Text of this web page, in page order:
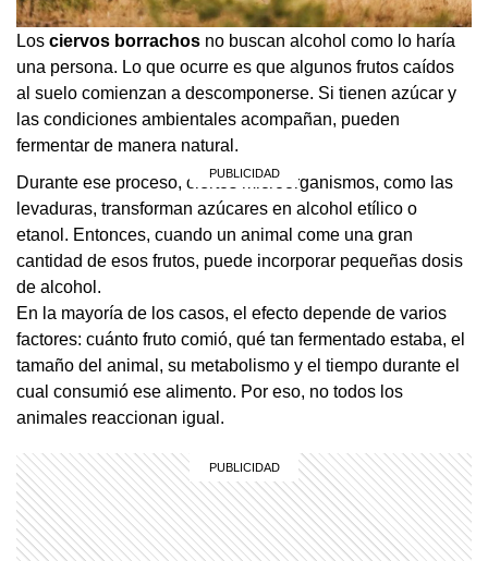
Los ciervos borrachos no buscan alcohol como lo haría
una persona. Lo que ocurre es que algunos frutos caídos
al suelo comienzan a descomponerse. Si tienen azúcar y
las condiciones ambientales acompañan, pueden
fermentar de manera natural.
Durante ese proceso, ciertos microorganismos, como las
levaduras, transforman azúcares en alcohol etílico o
etanol. Entonces, cuando un animal come una gran
cantidad de esos frutos, puede incorporar pequeñas dosis
de alcohol.
En la mayoría de los casos, el efecto depende de varios
factores: cuánto fruto comió, qué tan fermentado estaba, el
tamaño del animal, su metabolismo y el tiempo durante el
cual consumió ese alimento. Por eso, no todos los
animales reaccionan igual.